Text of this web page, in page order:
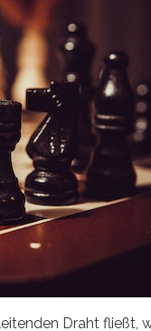
Draht fließt,